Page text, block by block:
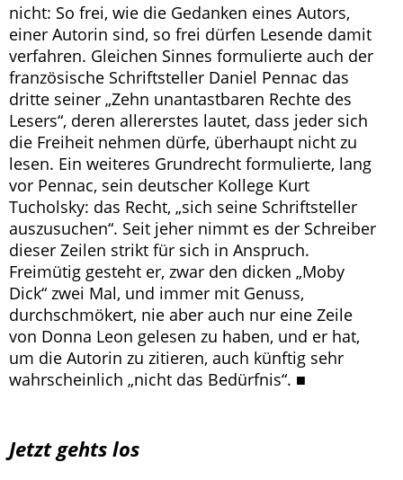
nicht: So frei, wie die Gedanken eines Autors,
einer Autorin sind, so frei dürfen Lesende damit
verfahren. Gleichen Sinnes formulierte auch der
französische Schriftsteller Daniel Pennac das
dritte seiner „Zehn unantastbaren Rechte des
Lesers“, deren allererstes lautet, dass jeder sich
die Freiheit nehmen dürfe, überhaupt nicht zu
lesen. Ein weiteres Grundrecht formulierte, lang
vor Pennac, sein deutscher Kollege Kurt
Tucholsky: das Recht, „sich seine Schriftsteller
auszusuchen“. Seit jeher nimmt es der Schreiber
dieser Zeilen strikt für sich in Anspruch.
Freimütig gesteht er, zwar den dicken „Moby
Dick“ zwei Mal, und immer mit Genuss,
durchschmökert, nie aber auch nur eine Zeile
von Donna Leon gelesen zu haben, und er hat,
um die Autorin zu zitieren, auch künftig sehr
wahrscheinlich „nicht das Bedürfnis“. ■
Jetzt gehts los